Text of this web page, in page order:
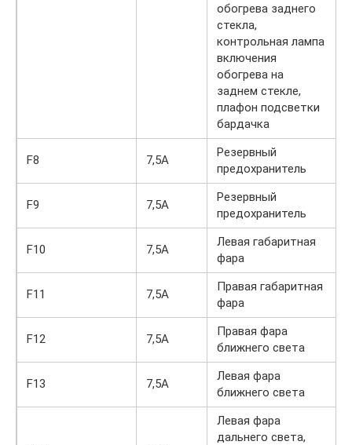
обогрева заднего
стекла,
контрольная лампа
включения
обогрева на
заднем стекле,
плафон подсветки
бардачка
F8 7,5А
Резервный
предохранитель
F9 7,5А
Резервный
предохранитель
F10 7,5А
Левая габаритная
фара
F11 7,5А
Правая габаритная
фара
F12 7,5А
Правая фара
ближнего света
F13 7,5А
Левая фара
ближнего света
Левая фара
дальнего света,